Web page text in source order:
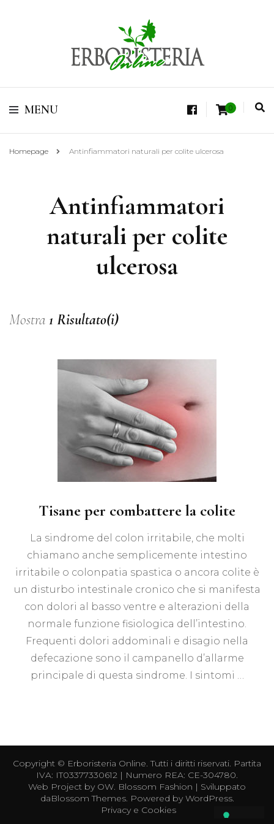
Erboristeria Shop
Online Tisane
Vendita di Botaniche, Erbe e Spezie Officinali, Tisane Terapeutiche Esclusive,
MENU 0
Homepage Antinfiammatori naturali per colite ulcerosa
Antinfiammatori
naturali per colite
ulcerosa
Mostra 1 Risultato(i)
Tisane per combattere la colite
La sindrome del colon irritabile, che molti
chiamano anche semplicemente intestino
irritabile o colonpatia spastica o ancora colite è
un disturbo intestinale cronico che si manifesta
con dolori al basso ventre e alterazioni della
normale funzione fisiologica dell’intestino.
Frequenti dolori addominali e disagio nella
defecazione sono il campanello d’allarme
principale di questa sindrome. I sintomi …
Copyright © Erboristeria Online. Tutti i diritti riservati. Partita
IVA: IT03377330612 | Numero REA: CE-304780.
Web Project by OW. Blossom Fashion | Sviluppato
daBlossom Themes. Powered by WordPress.
Privacy e Cookies